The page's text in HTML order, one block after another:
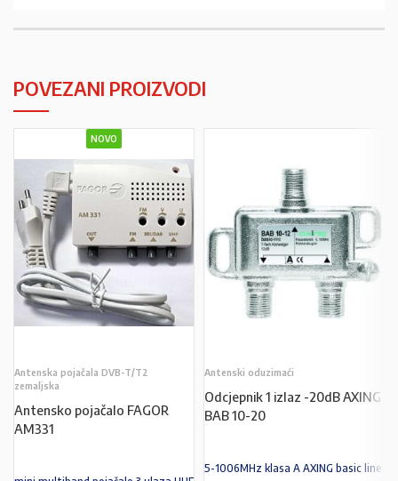
POVEZANI PROIZVODI
NOVO
Antenska pojačala DVB-T/T2
zemaljska
Antensko pojačalo FAGOR
AM331
Antenski oduzimaći
Odcjepnik 1 izlaz -20dB AXING
BAB 10-20
5-1006MHz klasa A AXING basic line